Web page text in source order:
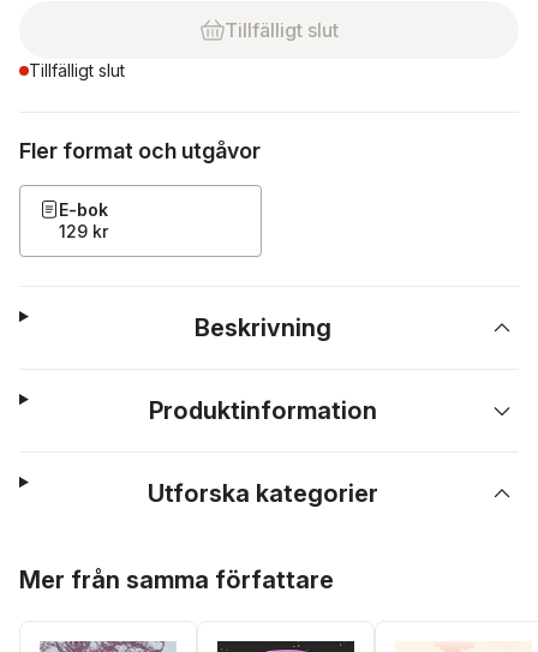
Tillfälligt slut
Tillfälligt slut
Fler format och utgåvor
E-bok
129 kr
Beskrivning
Produktinformation
Utforska kategorier
Mer från samma författare